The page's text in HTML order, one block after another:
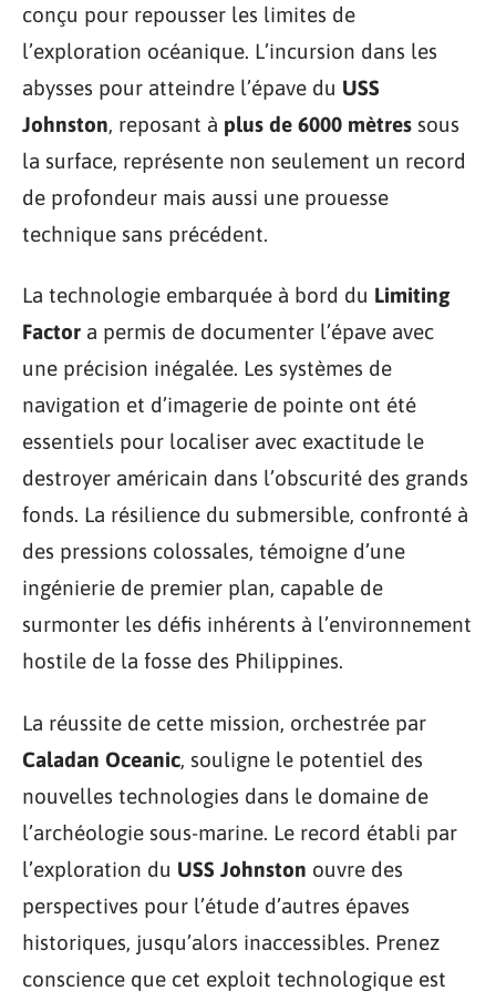
conçu pour repousser les limites de
l’exploration océanique. L’incursion dans les
abysses pour atteindre l’épave du USS
Johnston, reposant à plus de 6000 mètres sous
la surface, représente non seulement un record
de profondeur mais aussi une prouesse
technique sans précédent.
La technologie embarquée à bord du Limiting
Factor a permis de documenter l’épave avec
une précision inégalée. Les systèmes de
navigation et d’imagerie de pointe ont été
essentiels pour localiser avec exactitude le
destroyer américain dans l’obscurité des grands
fonds. La résilience du submersible, confronté à
des pressions colossales, témoigne d’une
ingénierie de premier plan, capable de
surmonter les défis inhérents à l’environnement
hostile de la fosse des Philippines.
La réussite de cette mission, orchestrée par
Caladan Oceanic, souligne le potentiel des
nouvelles technologies dans le domaine de
l’archéologie sous-marine. Le record établi par
l’exploration du USS Johnston ouvre des
perspectives pour l’étude d’autres épaves
historiques, jusqu’alors inaccessibles. Prenez
conscience que cet exploit technologique est